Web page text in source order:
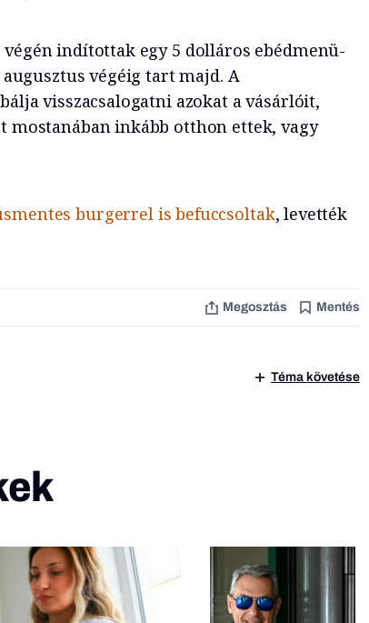
indítottak egy 5 dolláros ebédmenü-
végéig tart majd. A
visszacsalogatni azokat a vásárlóit,
mostanában inkább otthon ettek, vagy
burgerrel is befuccsoltak, levették
Megosztás Mentés
Téma követése